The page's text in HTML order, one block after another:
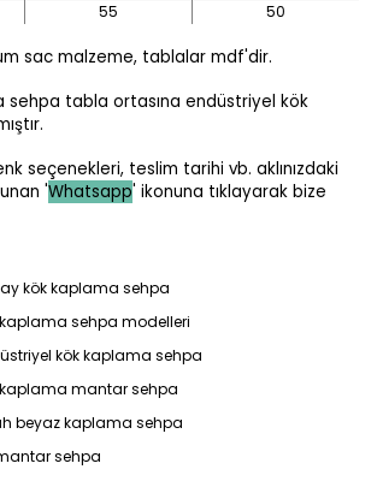
55 50
sac malzeme, tablalar mdf'dir.
tabla ortasına endüstriyel kök
seçenekleri, teslim tarihi vb. aklınızdaki
'Whatsapp' ikonuna tıklayarak bize
kök kaplama sehpa
sehpa modelleri
kök kaplama sehpa
mantar sehpa
beyaz kaplama sehpa
sehpa